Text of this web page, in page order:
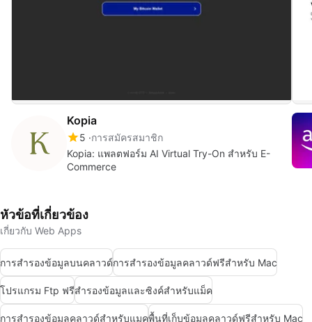
Kopia
5 การสมัครสมาชิก
Kopia: แพลตฟอร์ม AI Virtual Try-On สำหรับ E-
Commerce
หัวข้อที่เกี่ยวข้อง
เกี่ยวกับ Web Apps
การสำรองข้อมูลบนคลาวด์การสำรองข้อมูลคลาวด์ฟรีสำหรับ Mac
โปรแกรม Ftp ฟรีสำรองข้อมูลและซิงค์สำหรับแม็ค
การสำรองข้อมูลคลาวด์สำหรับแมคพื้นที่เก็บข้อมูลคลาวด์ฟรีสำหรับ Mac